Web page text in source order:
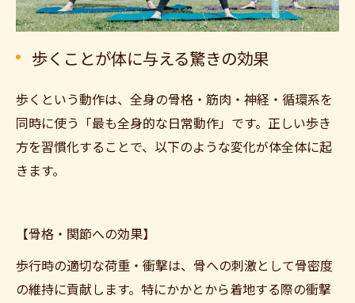
歩くことが体に与える驚きの効果
歩くという動作は、全身の骨格・筋肉・神経・循環系を
同時に使う「最も全身的な日常動作」です。正しい歩き
方を習慣化することで、以下のような変化が体全体に起
きます。
【骨格・関節への効果】
歩行時の適切な荷重・衝撃は、骨への刺激として骨密度
の維持に貢献します。特にかかとから着地する際の衝撃